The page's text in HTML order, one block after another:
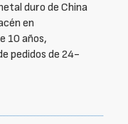
duro de China
en
10 años,
pedidos de 24-